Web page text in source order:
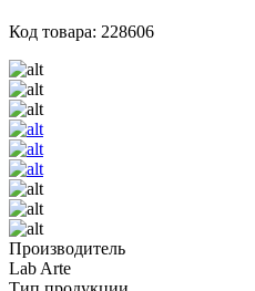
Код товара: 228606
Производитель
Lab Arte